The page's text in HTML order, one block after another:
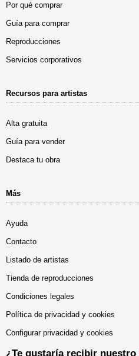
Por qué comprar
Guía para comprar
Reproducciones
Servicios corporativos
Recursos para artistas
Alta gratuita
Guía para vender
Destaca tu obra
Más
Ayuda
Contacto
Listado de artistas
Tienda de reproducciones
Condiciones legales
Política de privacidad y cookies
Configurar privacidad y cookies
¿Te gustaría recibir nuestro